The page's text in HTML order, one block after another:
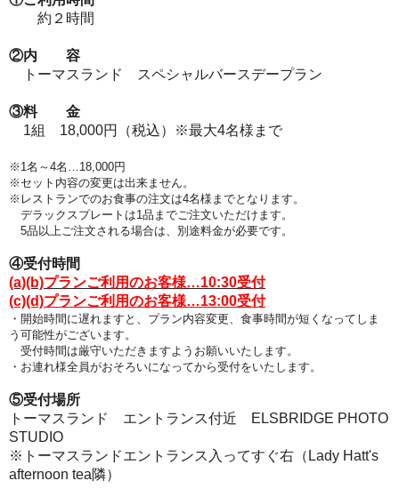
約２時間
②内 容
トーマスランド スペシャルバースデープラン
③料 金
1組 18,000円（税込）※最大4名様まで
※1名～4名…18,000円
※セット内容の変更は出来ません。
※レストランでのお食事の注文は4名様までとなります。
デラックスプレートは1品までご注文いただけます。
5品以上ご注文される場合は、別途料金が必要です。
④受付時間
(a)(b)プランご利用のお客様…10:30受付
(c)(d)プランご利用のお客様…13:00受付
・開始時間に遅れますと、プラン内容変更、食事時間が短くなってしま
う可能性がございます。
受付時間は厳守いただきますようお願いいたします。
・お連れ様全員がおそろいになってから受付をいたします。
⑤受付場所
トーマスランド エントランス付近 ELSBRIDGE PHOTO
STUDIO
※トーマスランドエントランス入ってすぐ右（Lady Hatt's
afternoon tea隣）